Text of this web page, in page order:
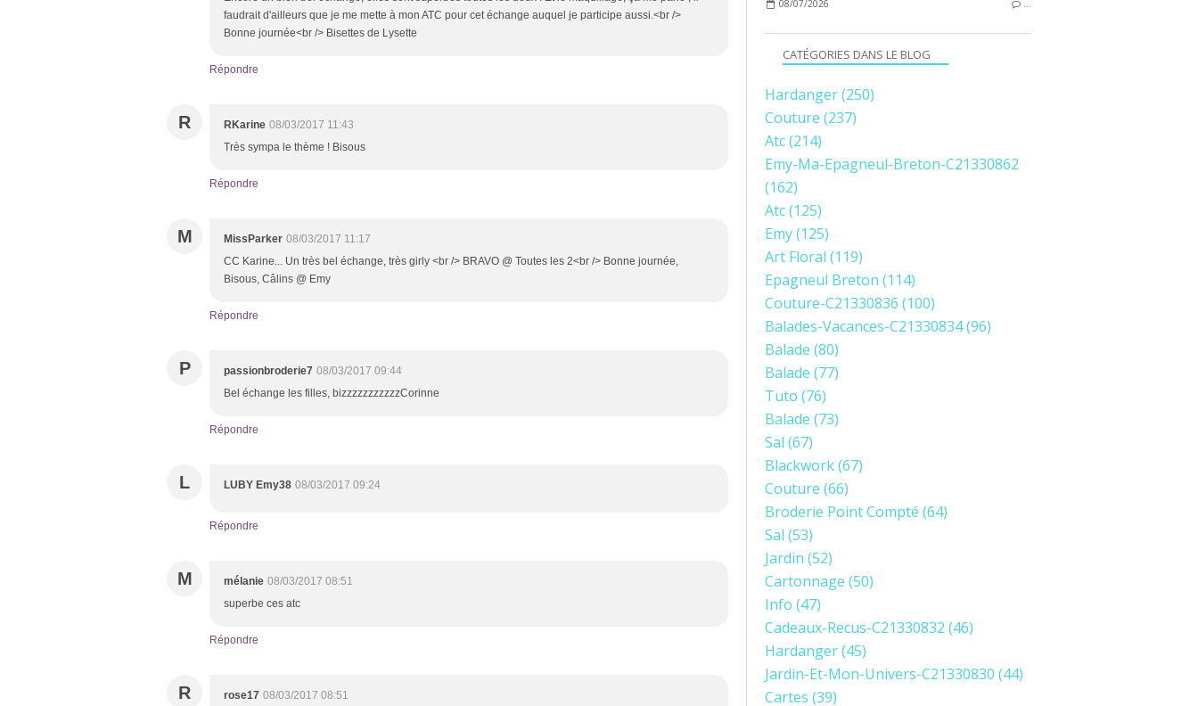
faudrait d'ailleurs que je me mette à mon ATC pour cet échange auquel je participe aussi.<br />
Bonne journée<br /> Bisettes de Lysette
Répondre
R RKarine 08/03/2017 11:43
Très sympa le thème ! Bisous
Répondre
M MissParker 08/03/2017 11:17
CC Karine... Un très bel échange, très girly <br /> BRAVO @ Toutes les 2<br /> Bonne journée,
Bisous, Câlins @ Emy
Répondre
P passionbroderie7 08/03/2017 09:44
Bel échange les filles, bizzzzzzzzzzzCorinne
Répondre
L LUBY Emy38 08/03/2017 09:24
Répondre
M mélanie 08/03/2017 08:51
superbe ces atc
Répondre
R rose17 08/03/2017 08:51
08/07/2026 …
CATÉGORIES DANS LE BLOG
Hardanger(250)
Couture (237)
Atc(214)
Emy-Ma-Epagneul-Breton-C21330862
(162)
Atc(125)
Emy(125)
Art Floral (119)
Epagneul Breton (114)
Couture-C21330836 (100)
Balades-Vacances-C21330834(96)
Balade (80)
Balade (77)
Tuto (76)
Balade (73)
Sal (67)
Blackwork(67)
Couture (66)
Broderie Point Compté (64)
Sal (53)
Jardin (52)
Cartonnage (50)
Info (47)
Cadeaux-Recus-C21330832 (46)
Hardanger(45)
Jardin-Et-Mon-Univers-C21330830 (44)
Cartes (39)